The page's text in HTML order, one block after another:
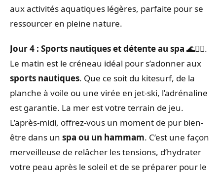
aux activités aquatiques légères, parfaite pour se
ressourcer en pleine nature.
Jour 4 : Sports nautiques et détente au spa 🌊🧖‍♀️.
Le matin est le créneau idéal pour s’adonner aux
sports nautiques. Que ce soit du kitesurf, de la
planche à voile ou une virée en jet-ski, l’adrénaline
est garantie. La mer est votre terrain de jeu.
L’après-midi, offrez-vous un moment de pur bien-
être dans un spa ou un hammam. C’est une façon
merveilleuse de relâcher les tensions, d’hydrater
votre peau après le soleil et de se préparer pour le